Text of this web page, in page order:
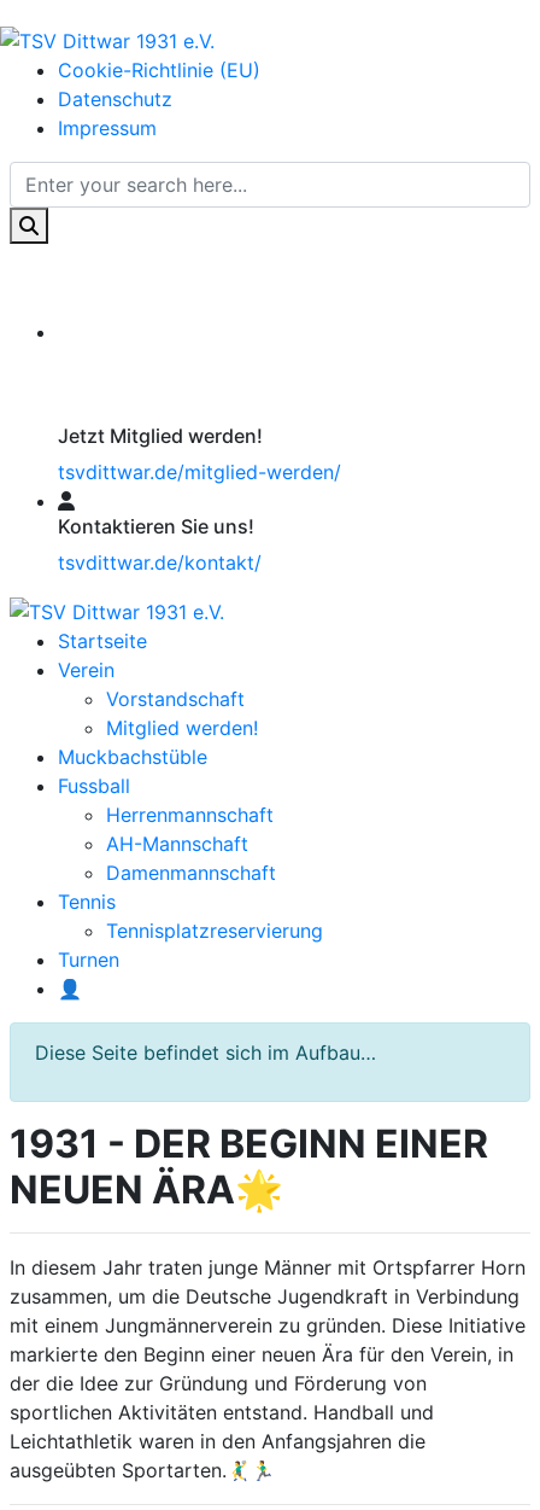
Cookie-Richtlinie (EU)
Datenschutz
Impressum
Jetzt Mitglied werden!
tsvdittwar.de/mitglied-werden/
Kontaktieren Sie uns!
tsvdittwar.de/kontakt/
Startseite
Verein
Vorstandschaft
Mitglied werden!
Muckbachstüble
Fussball
Herrenmannschaft
AH-Mannschaft
Damenmannschaft
Tennis
Tennisplatzreservierung
Turnen
👤
Diese Seite befindet sich im Aufbau…
1931 - DER BEGINN EINER
NEUEN ÄRA🌟
In diesem Jahr traten junge Männer mit Ortspfarrer Horn
zusammen, um die Deutsche Jugendkraft in Verbindung
mit einem Jungmännerverein zu gründen. Diese Initiative
markierte den Beginn einer neuen Ära für den Verein, in
der die Idee zur Gründung und Förderung von
sportlichen Aktivitäten entstand. Handball und
Leichtathletik waren in den Anfangsjahren die
ausgeübten Sportarten.🤾‍♂️🏃‍♂️